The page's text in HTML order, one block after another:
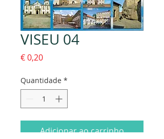
VISEU 04
€ 0,20Preço
Quantidade *
Adicionar ao carrinho